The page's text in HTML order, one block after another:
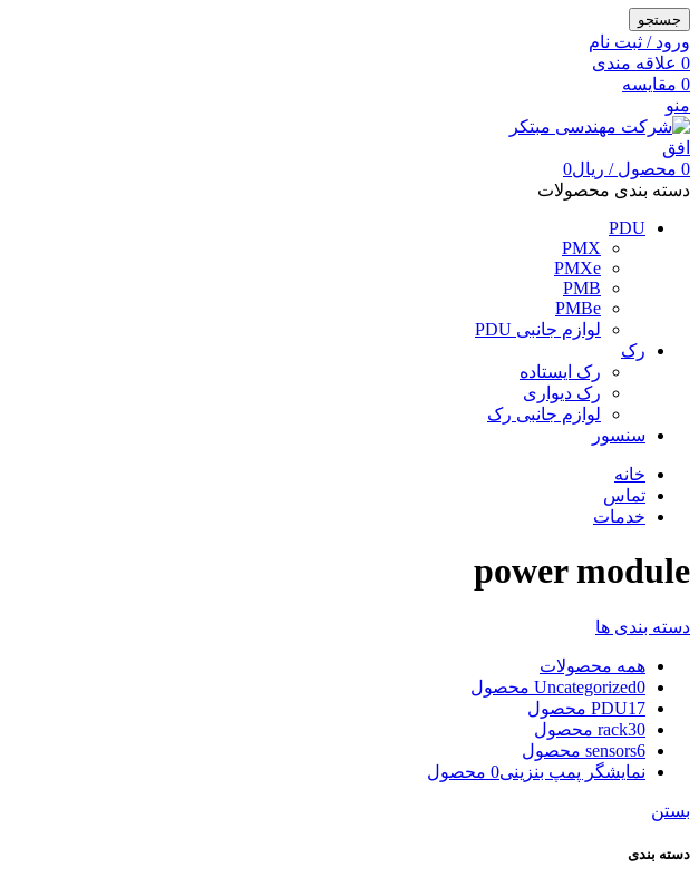
جستجو
ورود / ثبت نام
0 علاقه مندی
0 مقایسه
منو
0 محصول / ریال0
دسته بندی محصولات
PDU
PMX
PMXe
PMB
PMBe
لوازم جانبی PDU
رک
رک ایستاده
رک دیواری
لوازم جانبی رک
سنسور
خانه
تماس
خدمات
power module
دسته بندی ها
همه محصولات
Uncategorized0 محصول
PDU17 محصول
rack30 محصول
sensors6 محصول
نمایشگر پمپ بنزینی0 محصول
بستن
دسته بندی